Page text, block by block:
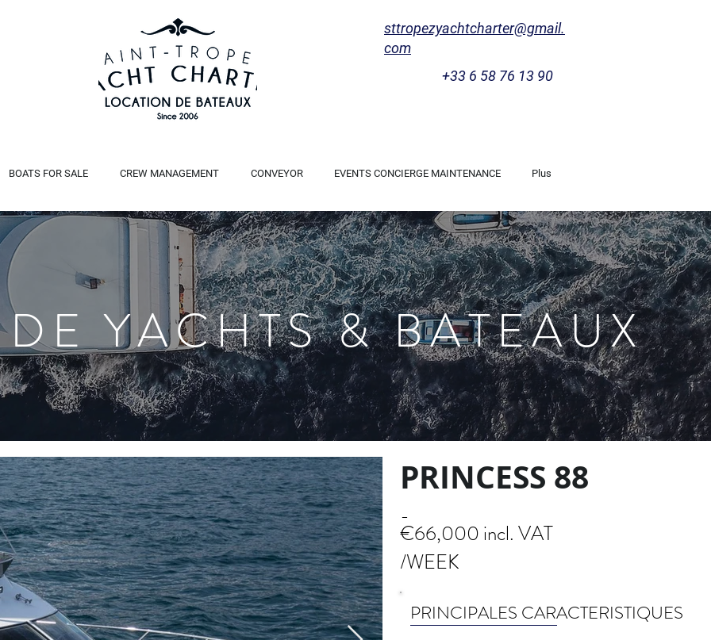
sttropezyachtcharter@gmail.
com
+33 6 58 76 13 90
BOATS FOR SALE CREW MANAGEMENT CONVEYOR EVENTS CONCIERGE MAINTENANCE Plus
PRINCESS 88
-
€66,000 incl. VAT
/WEEK
PRINCIPALES CARACTERISTIQUES
YACHTS & BATEAUX